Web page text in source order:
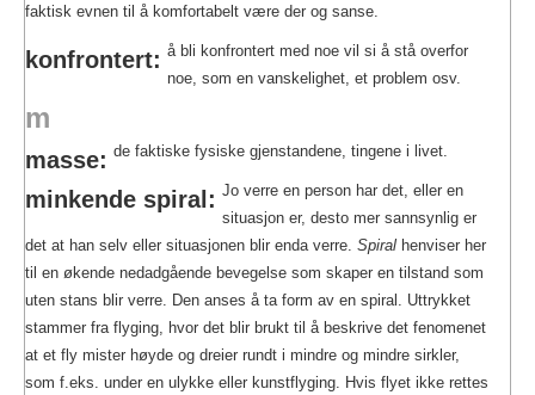
faktisk evnen til å komfortabelt være der og sanse.
konfrontert: å bli konfrontert med noe vil si å stå overfor
noe, som en vanskelighet, et problem osv.
m
masse: de faktiske fysiske gjenstandene, tingene i livet.
minkende spiral: Jo verre en person har det, eller en
situasjon er, desto mer sannsynlig er
det at han selv eller situasjonen blir enda verre. Spiral henviser her
til en økende nedadgående bevegelse som skaper en tilstand som
uten stans blir verre. Den anses å ta form av en spiral. Uttrykket
stammer fra flyging, hvor det blir brukt til å beskrive det fenomenet
at et fly mister høyde og dreier rundt i mindre og mindre sirkler,
som f.eks. under en ulykke eller kunstflyging. Hvis flyet ikke rettes